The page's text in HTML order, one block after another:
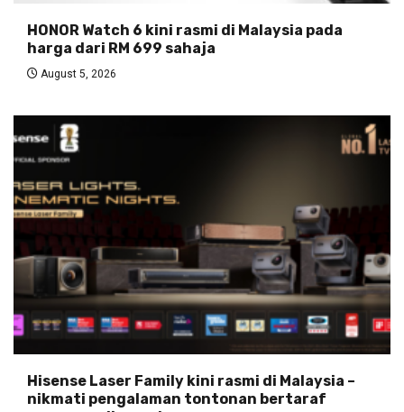
HONOR Watch 6 kini rasmi di Malaysia pada
harga dari RM 699 sahaja
August 5, 2026
Hisense Laser Family kini rasmi di Malaysia –
nikmati pengalaman tontonan bertaraf